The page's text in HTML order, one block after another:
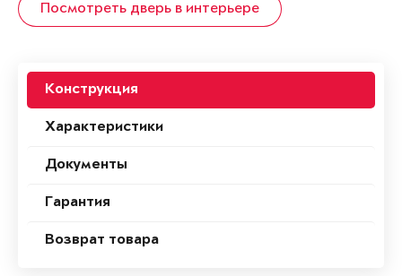
Посмотреть дверь в интерьере
Конструкция
Характеристики
Документы
Гарантия
Возврат товара